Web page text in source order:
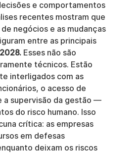
e comportamentos
recentes mostram que
negócios e as mudanças
entre as principais
2028. Esses não são
técnicos. Estão
interligados com as
o acesso de
a supervisão da gestão —
do risco humano. Isso
crítica: as empresas
em defesas
deixam os riscos